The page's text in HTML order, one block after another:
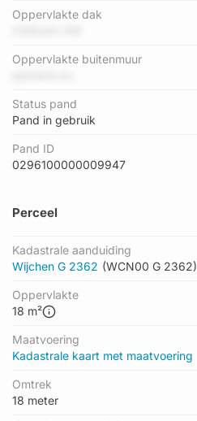
Oppervlakte dak
Oppervlakte buitenmuur
Status pand
Pand in gebruik
Pand ID
0296100000009947
Perceel
Kadastrale aanduiding
Wijchen G 2362 (WCN00 G 2362)
Oppervlakte
18 m²
Maatvoering
Kadastrale kaart met maatvoering
Omtrek
18 meter